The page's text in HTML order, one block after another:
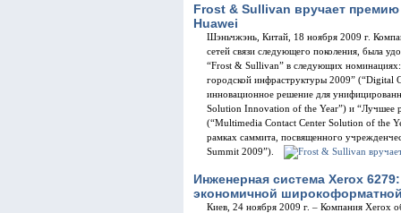
Frost & Sullivan вручает
Huawei
Шэньчжэнь, Китай, 18 ноября 2009 г.
сетей связи следующего поколения, была
“Frost & Sullivan” в следующих
городской инфраструктуры 2009”
инновационное решение для
Solution Innovation of the Year”) и “Лучшее
(“Multimedia Contact Center Solution of the
рамках саммита, посвященного
Summit 2009”).
Инженерная система Xerox
экономичной
Киев, 24 ноября 2009 г. – Компания Xerox